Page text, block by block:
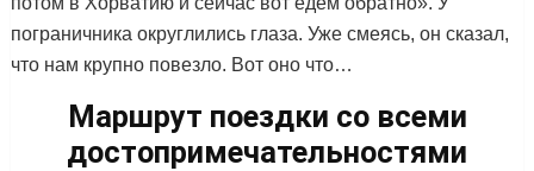
пограничника округлились глаза. Уже смеясь, он сказал,
что нам крупно повезло. Вот оно что…
Маршрут поездки со всеми
достопримечательностями